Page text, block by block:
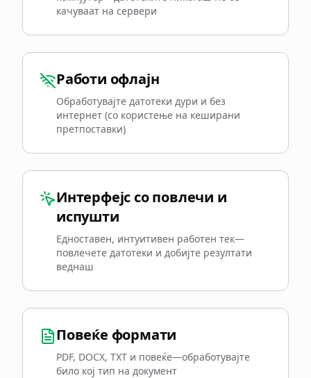
качуваат на сервери
Работи офлајн
Обработувајте датотеки дури и без
интернет (со користење на кеширани
претпоставки)
Интерфејс со повлечи и
испушти
Едноставен, интуитивен работен тек—
повлечете датотеки и добијте резултати
веднаш
Повеќе формати
PDF, DOCX, TXT и повеќе—обработувајте
било кој тип на документ